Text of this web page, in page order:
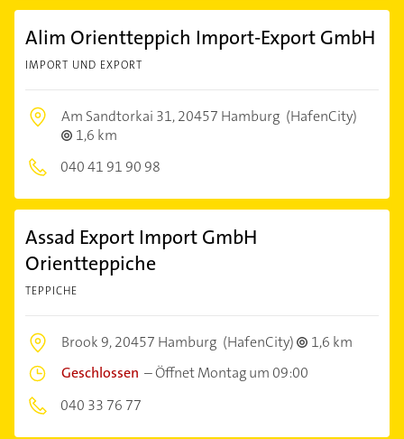
Alim Orientteppich Import-Export GmbH
IMPORT UND EXPORT
Am Sandtorkai 31,20457 Hamburg (HafenCity)
1,6 km
040 41 91 90 98
Assad Export Import GmbH
Orientteppiche
TEPPICHE
Brook 9,20457 Hamburg (HafenCity)
1,6 km
Geschlossen –Öffnet Montag um 09:00
040 33 76 77